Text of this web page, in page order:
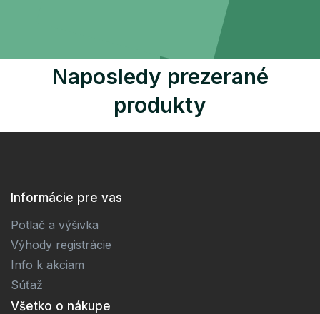
Naposledy prezerané
produkty
Informácie pre vas
Potlač a výšivka
Výhody registrácie
Info k akciam
Súťaž
Všetko o nákupe